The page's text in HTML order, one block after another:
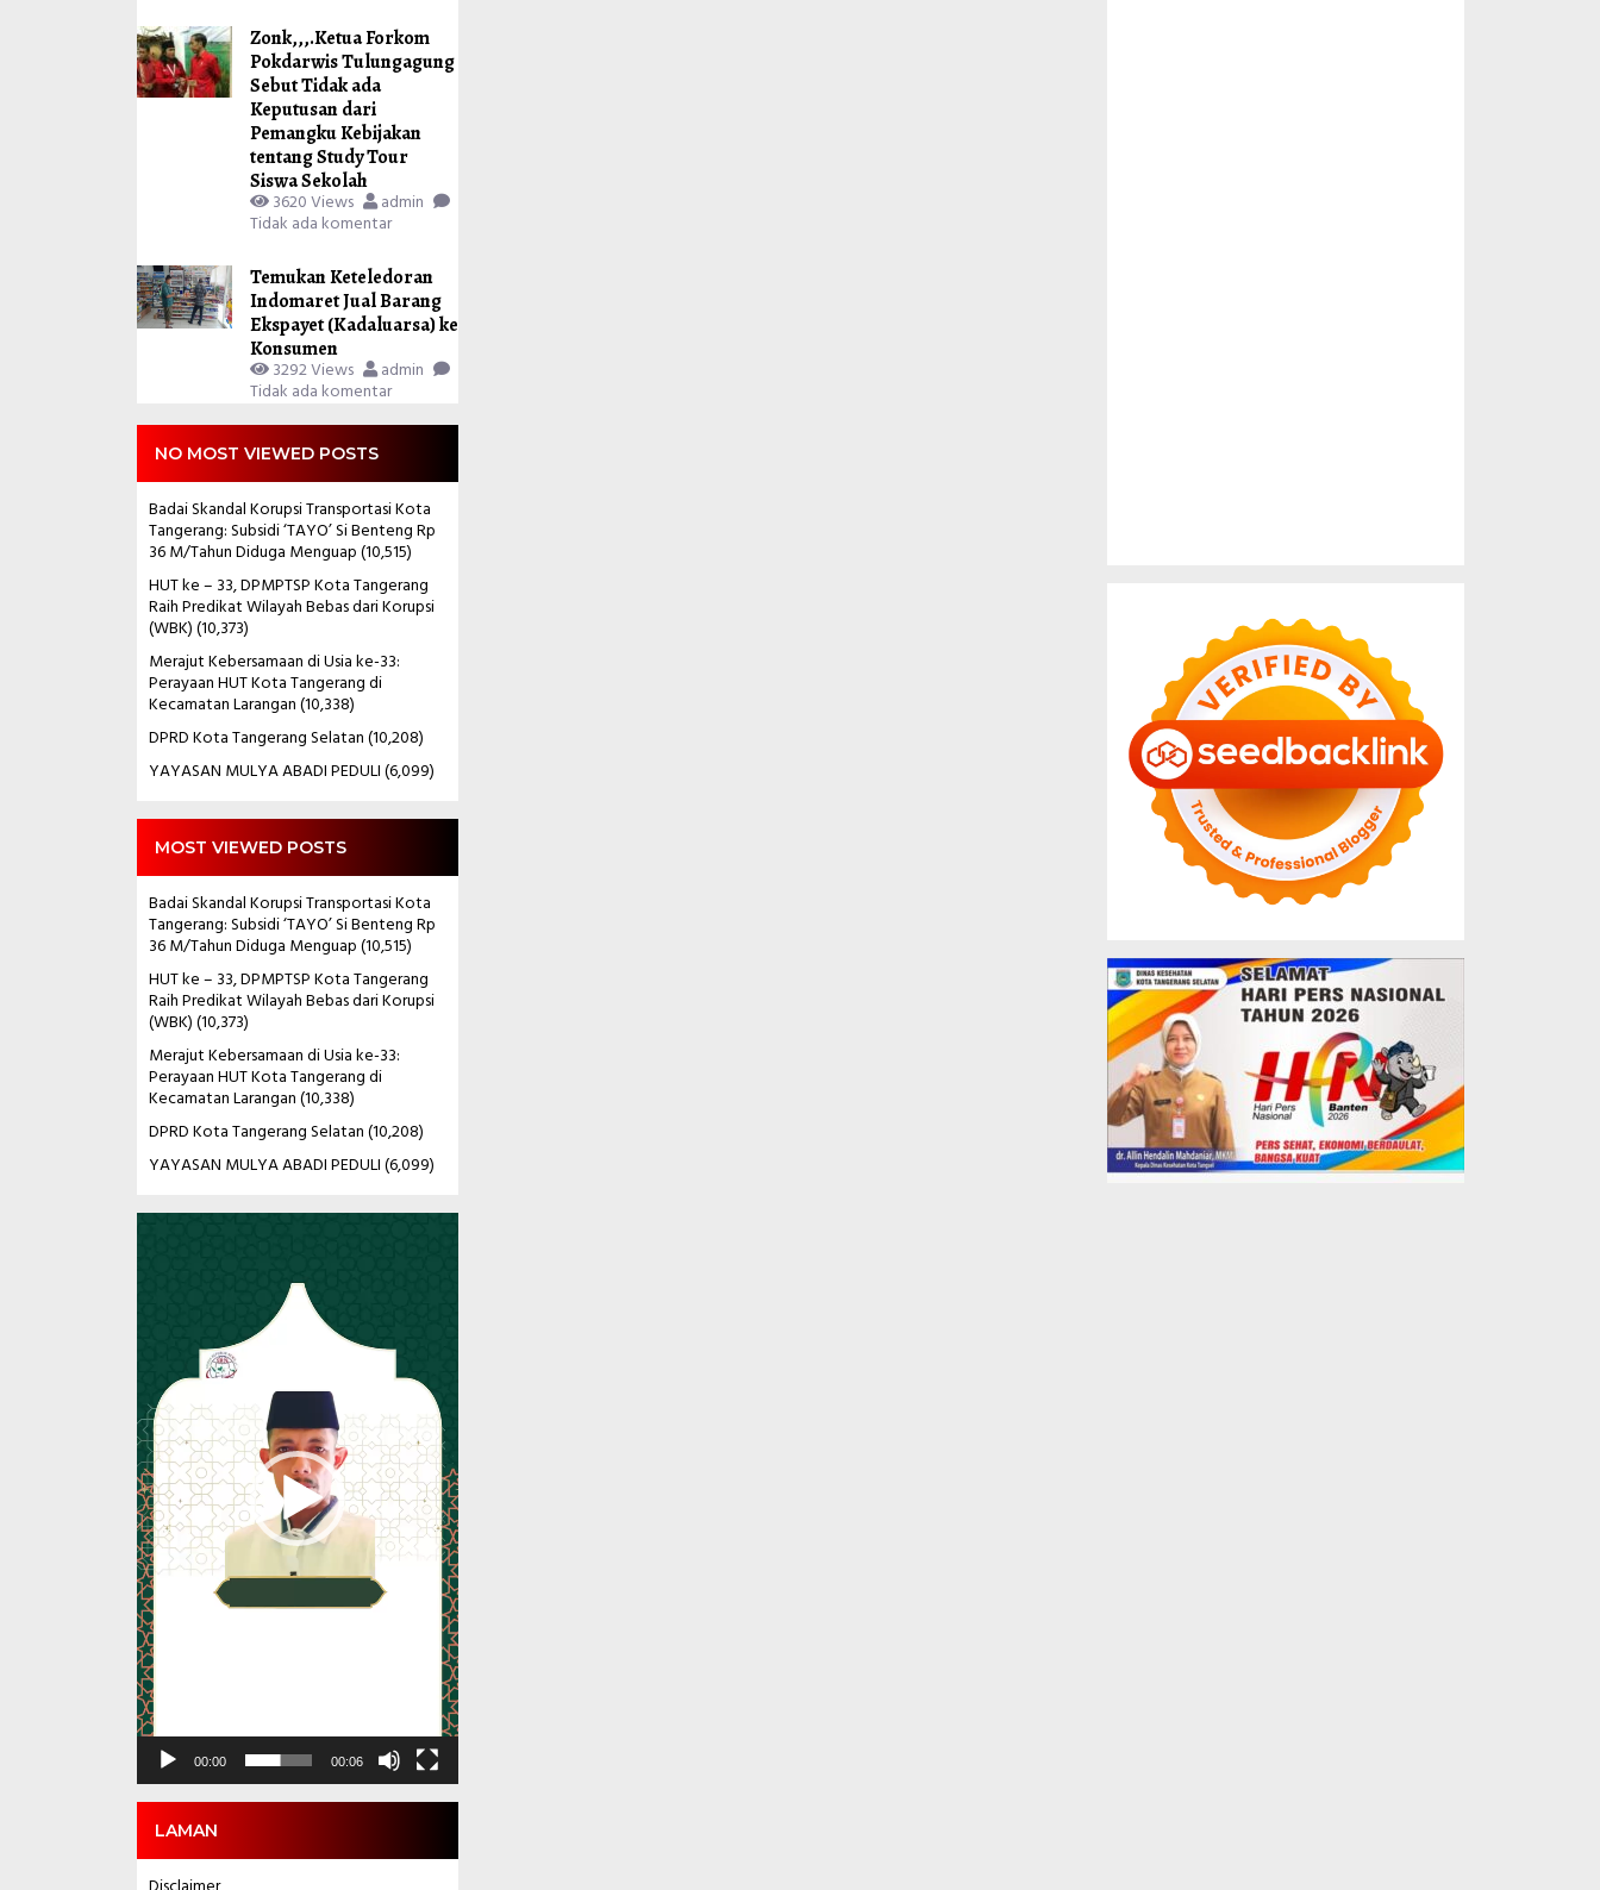
Zonk,,,.Ketua Forkom
Pokdarwis Tulungagung
Sebut Tidak ada
Keputusan dari
Pemangku Kebijakan
tentang Study Tour
Siswa Sekolah
3620 Views admin
Tidak ada komentar
Temukan Keteledoran
Indomaret Jual Barang
Ekspayet (Kadaluarsa) ke
Konsumen
3292 Views admin
Tidak ada komentar
NO MOST VIEWED POSTS
Badai Skandal Korupsi Transportasi Kota
Tangerang: Subsidi ‘TAYO’ Si Benteng Rp
36 M/Tahun Diduga Menguap(10,515)
HUT ke – 33, DPMPTSP Kota Tangerang
Raih Predikat Wilayah Bebas dari Korupsi
(WBK)(10,373)
Merajut Kebersamaan di Usia ke-33:
Perayaan HUT Kota Tangerang di
Kecamatan Larangan(10,338)
DPRD Kota Tangerang Selatan(10,208)
YAYASAN MULYA ABADI PEDULI(6,099)
MOST VIEWED POSTS
Badai Skandal Korupsi Transportasi Kota
Tangerang: Subsidi ‘TAYO’ Si Benteng Rp
36 M/Tahun Diduga Menguap(10,515)
HUT ke – 33, DPMPTSP Kota Tangerang
Raih Predikat Wilayah Bebas dari Korupsi
(WBK)(10,373)
Merajut Kebersamaan di Usia ke-33:
Perayaan HUT Kota Tangerang di
Kecamatan Larangan(10,338)
DPRD Kota Tangerang Selatan(10,208)
YAYASAN MULYA ABADI PEDULI(6,099)
Pemutar
00:00 00:06
LAMAN